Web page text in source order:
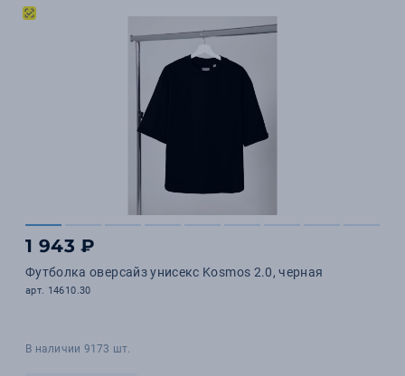
1 943 ₽
Футболка оверсайз унисекс Kosmos 2.0, черная
арт. 14610.30
В наличии 9173 шт.